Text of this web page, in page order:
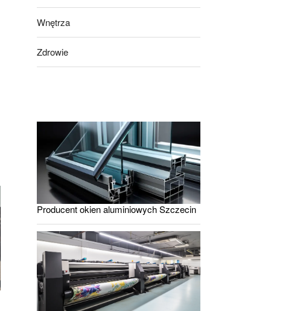
Wnętrza
Zdrowie
Producent okien aluminiowych Szczecin